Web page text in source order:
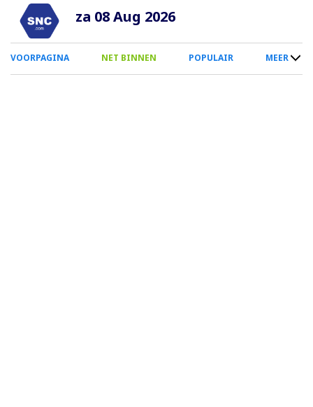
Overslaan
naar
inhoud
za 08 Aug 2026
0
Smartphone
VOORPAGINA NET BINNEN POPULAIR MEER